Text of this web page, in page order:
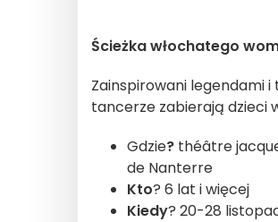
Ścieżka włochatego
Zainspirowani legendami
tancerze zabierają dzieci
Gdzie? théâtre
de Nanterre
Kto? 6 lat i więcej
Kiedy? 20-28